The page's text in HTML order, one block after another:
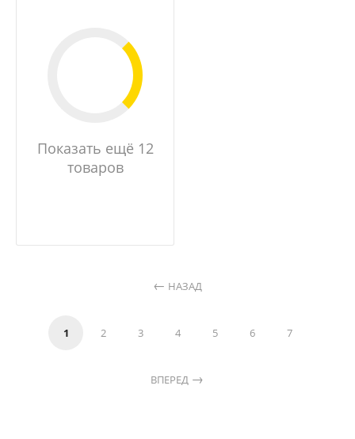
Показать ещё 12
товаров
НАЗАД
1 2 3 4 5 6 7
ВПЕРЕД